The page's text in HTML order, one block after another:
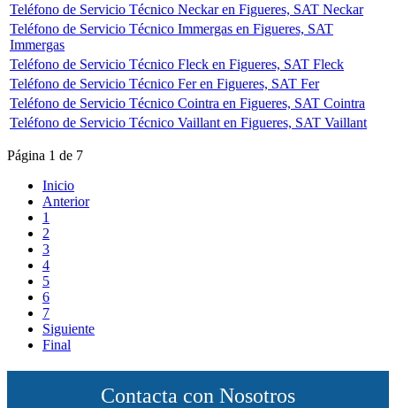
Teléfono de Servicio Técnico Neckar en Figueres, SAT Neckar
Teléfono de Servicio Técnico Immergas en Figueres, SAT
Immergas
Teléfono de Servicio Técnico Fleck en Figueres, SAT Fleck
Teléfono de Servicio Técnico Fer en Figueres, SAT Fer
Teléfono de Servicio Técnico Cointra en Figueres, SAT Cointra
Teléfono de Servicio Técnico Vaillant en Figueres, SAT Vaillant
Página 1 de 7
Inicio
Anterior
1
2
3
4
5
6
7
Siguiente
Final
Contacta con Nosotros